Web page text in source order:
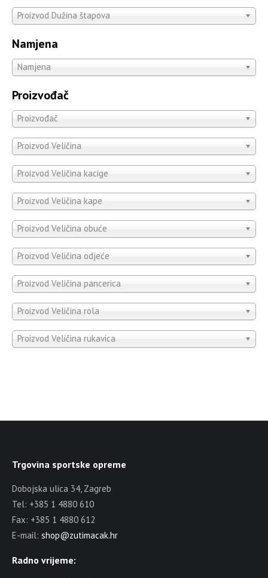
Proizvod Dužina štapova
Namjena
Namjena
Proizvođač
Proizvođač
Proizvod Veličina
Proizvod Veličina kacige
Proizvod Veličina kape
Proizvod Veličina obuće
Proizvod Veličina odjeće
Proizvod Veličina pancerica
Proizvod Veličina rola
Proizvod Veličina rukavica
Trgovina sportske opreme
Dobojska ulica 34, Zagreb
Tel: +385 1 4880 610
Fax: +385 1 4880 612
E-mail: shop@zutimacak.hr
Radno vrijeme: